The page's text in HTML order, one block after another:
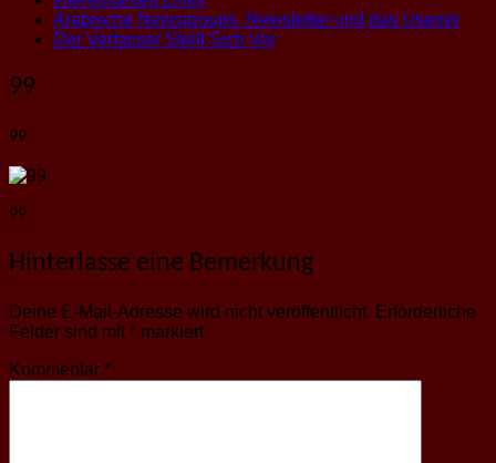
Arabische Newsgroups, Newsletter und das Usenet
Der Verfasser Stellt Sich Vor
99
99
99
Hinterlasse eine Bemerkung
Deine E-Mail-Adresse wird nicht veröffentlicht. Erforderliche
Felder sind mit * markiert
Kommentar *